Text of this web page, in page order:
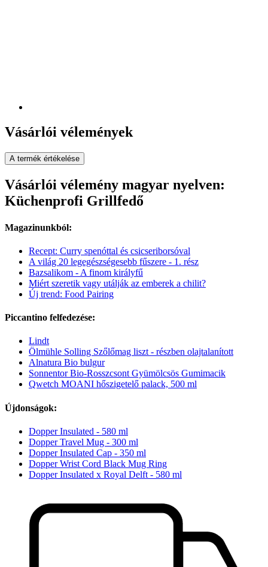
Vásárlói vélemények
A termék értékelése
Vásárlói vélemény magyar nyelven:
Küchenprofi Grillfedő
Magazinunkból:
Recept: Curry spenóttal és csicseriborsóval
A világ 20 legegészségesebb fűszere - 1. rész
Bazsalikom - A finom királyfű
Miért szeretik vagy utálják az emberek a chilit?
Új trend: Food Pairing
Piccantino felfedezése:
Lindt
Ölmühle Solling Szőlőmag liszt - részben olajtalanított
Alnatura Bio bulgur
Sonnentor Bio-Rosszcsont Gyümölcsös Gumimacik
Qwetch MOANI hőszigetelő palack, 500 ml
Újdonságok:
Dopper Insulated - 580 ml
Dopper Travel Mug - 300 ml
Dopper Insulated Cap - 350 ml
Dopper Wrist Cord Black Mug Ring
Dopper Insulated x Royal Delft - 580 ml